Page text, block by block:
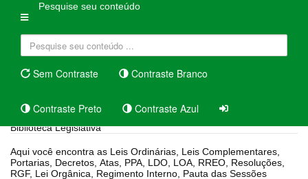
Pesquise seu conteúdo
Sem Contraste Contraste Branco
Contraste Preto Contraste Azul
Biblioteca Legislativa
Aqui você encontra as Leis Ordinárias, Leis Complementares,
Portarias, Decretos, Atas, PPA, LDO, LOA, RREO, Resoluções,
RGF, Lei Orgânica, Regimento Interno, Pauta das Sessões